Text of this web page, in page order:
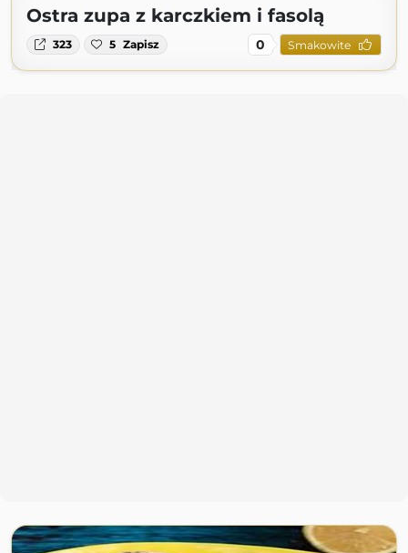
Ostra zupa z karczkiem i fasolą
323 5 Zapisz 0 Smakowite